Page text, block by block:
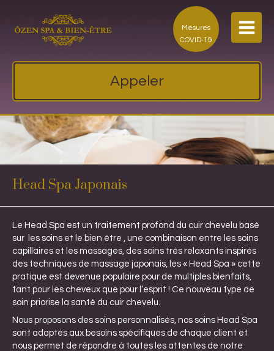
Appeler
Mesures
COVID-19
Head Spa Japonais
Le Head Spa est un traitement profond du cuir chevelu basé
sur les soins et le bien être , une combinaison entre les soins
capillaires et les massages, des soins très relaxants inspirés
des techniques de massage japonais, les « Head Spa » cette
pratique est devenue populaire pour de multiples bienfaits,
tant pour les cheveux que pour l’esprit ! Ce nouveau type de
soin priorise la santé du cuir chevelu.
Nous proposons des soins personnalisés, nos soins Head Spa
sont adaptés aux besoins spécifiques de chaque client et
nous permet de répondre à toutes les attentes de notre